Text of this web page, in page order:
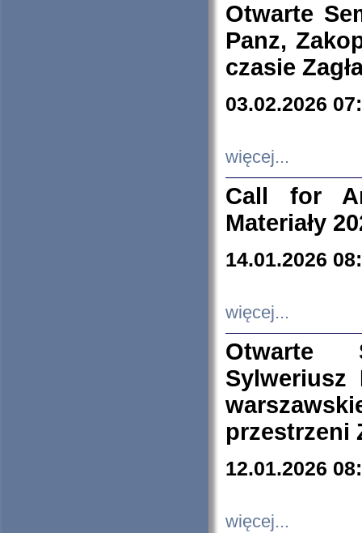
Otwarte
Panz,
czasie
03.02.2026
więcej...
Call for
Materiały
14.01.2026
więcej...
Otwarte
Sylweriusz
przestrzeni
12.01.2026
więcej...